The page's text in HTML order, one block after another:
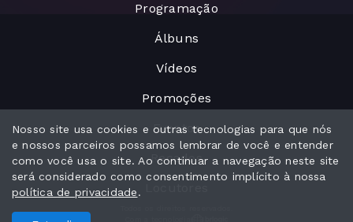
Programação
Álbuns
Vídeos
Promoções
Eventos
Recados
Nosso site usa cookies e outras tecnologias para que nós
e nossos parceiros possamos lembrar de você e entender
como você usa o site. Ao continuar a navegação neste site
será considerado como consentimento implícito à nossa
política de privacidade.